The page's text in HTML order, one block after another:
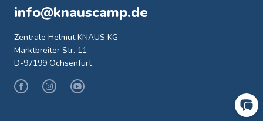
info@knauscamp.de
Zentrale Helmut KNAUS KG
Marktbreiter Str. 11
D-97199 Ochsenfurt
FacebookInstagramYoutube